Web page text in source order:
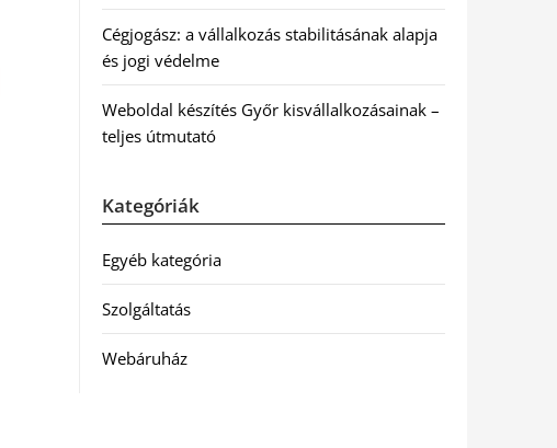
Cégjogász: a vállalkozás stabilitásának alapja
és jogi védelme
Weboldal készítés Győr kisvállalkozásainak –
teljes útmutató
Kategóriák
Egyéb kategória
Szolgáltatás
Webáruház